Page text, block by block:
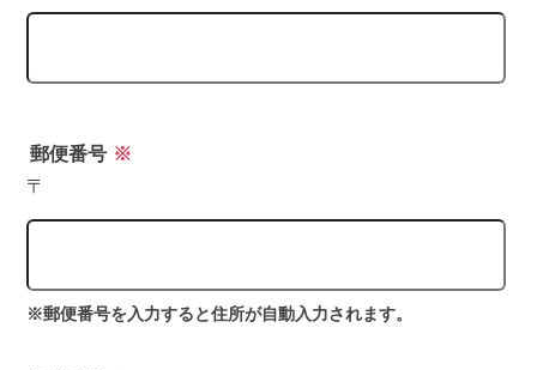
郵便番号 ※
〒
※郵便番号を入力すると住所が自動入力されます。